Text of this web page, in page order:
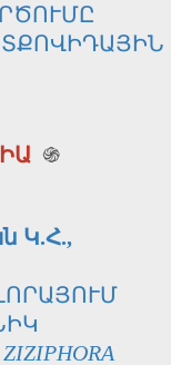
֍
Կ.Հ.,
ZIZIPHORA